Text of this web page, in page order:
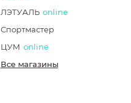
ЛЭТУАЛЬ online
Спортмастер
ЦУМ online
Все магазины